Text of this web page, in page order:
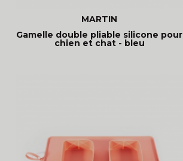
MARTIN
Gamelle double pliable silicone pour
chien et chat - bleu